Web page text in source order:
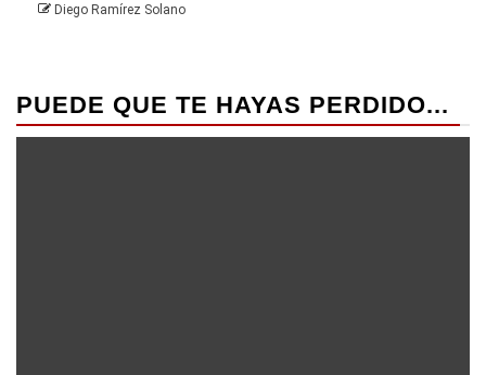
Diego Ramírez Solano
PUEDE QUE TE HAYAS PERDIDO...